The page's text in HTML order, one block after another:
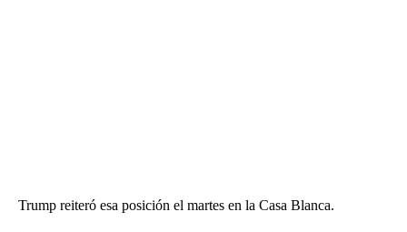
Trump reiteró esa posición el martes en la Casa Blanca.